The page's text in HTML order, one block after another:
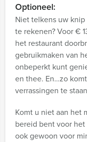
Optioneel:
Niet telkens uw
te rekenen? Voor €
het restaurant
gebruikmaken van
onbeperkt kunt
en thee. En…zo
verrassingen te
Komt u niet aan het
bereid bent voor
ook gewoon voor